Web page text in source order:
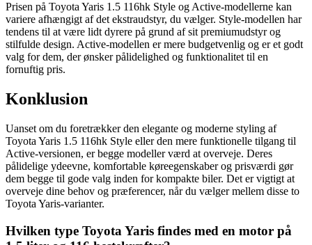
Prisen på Toyota Yaris 1.5 116hk Style og Active-modellerne kan
variere afhængigt af det ekstraudstyr, du vælger. Style-modellen har
tendens til at være lidt dyrere på grund af sit premiumudstyr og
stilfulde design. Active-modellen er mere budgetvenlig og er et godt
valg for dem, der ønsker pålidelighed og funktionalitet til en
fornuftig pris.
Konklusion
Uanset om du foretrækker den elegante og moderne styling af
Toyota Yaris 1.5 116hk Style eller den mere funktionelle tilgang til
Active-versionen, er begge modeller værd at overveje. Deres
pålidelige ydeevne, komfortable køreegenskaber og prisværdi gør
dem begge til gode valg inden for kompakte biler. Det er vigtigt at
overveje dine behov og præferencer, når du vælger mellem disse to
Toyota Yaris-varianter.
Hvilken type Toyota Yaris findes med en motor på